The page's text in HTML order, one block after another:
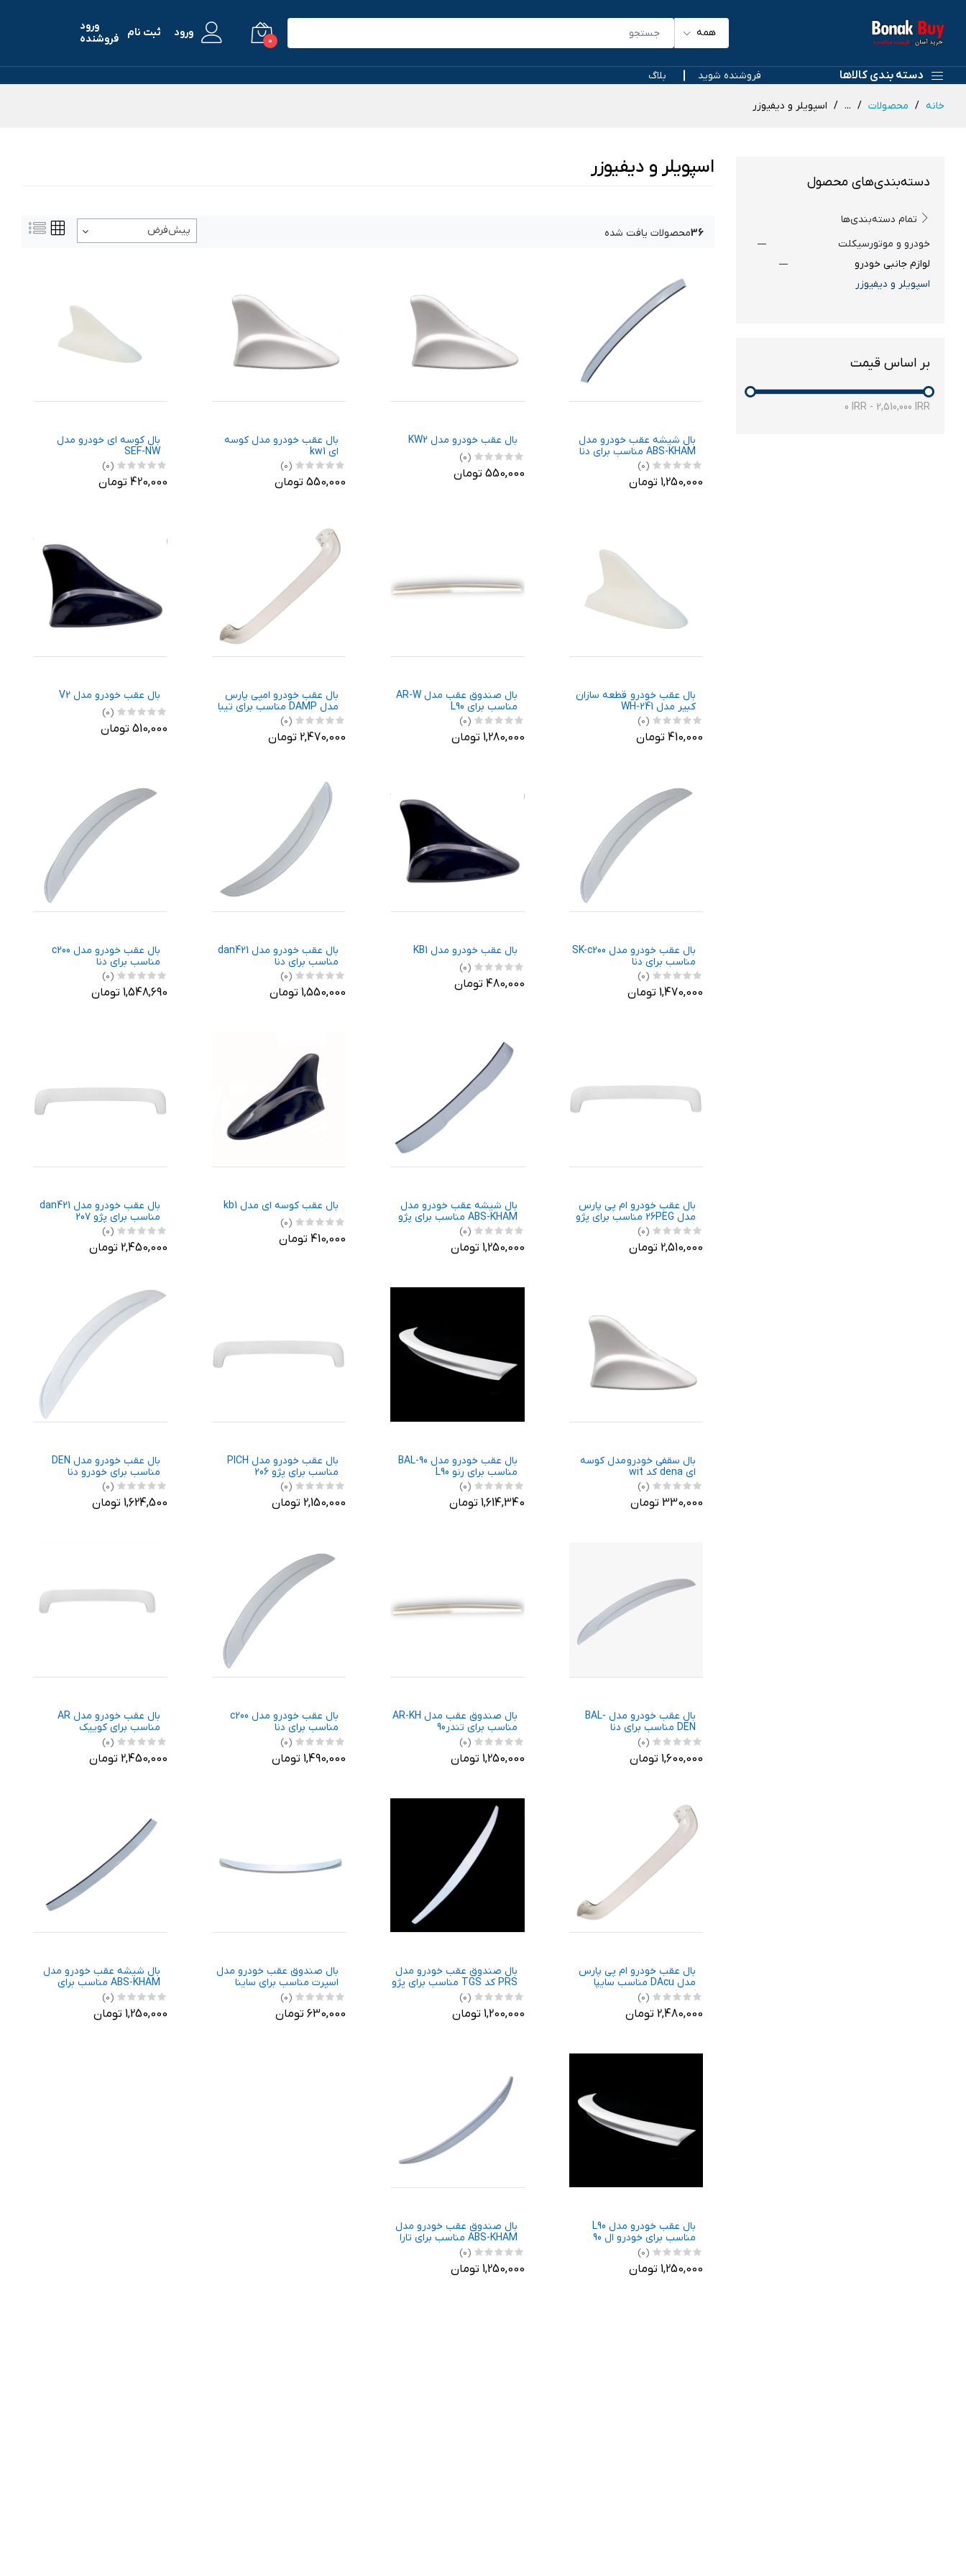
همه
0
ورود ثبت نام
ورود
فروشنده
دسته بندی کالاها فروشنده شوید بلاگ
خانه محصولات ... اسپویلر و دیفیوزر
دسته‌بندی‌های محصول
تمام دسته‌بندی‌ها
خودرو و موتورسیکلت
لوازم جانبی خودرو
اسپویلر و دیفیوزر
بر اساس قیمت
0 IRR - 2,510,000 IRR
اسپویلر و دیفیوزر
36محصولات یافت شده پیش‌فرض
بال شیشه عقب خودرو مدل
ABS-KHAM مناسب برای دنا
(0)
1,250,000 تومان
بال عقب خودرو مدل KW2
(0)
550,000 تومان
بال عقب خودرو مدل کوسه
ای kw1
(0)
550,000 تومان
بال کوسه ای خودرو مدل
SEF-NW
(0)
420,000 تومان
بال عقب خودرو قطعه سازان
کبیر مدل WH-241
(0)
410,000 تومان
بال صندوق عقب مدل AR-W
مناسب برای L90
(0)
1,280,000 تومان
بال عقب خودرو امپی پارس
مدل DAMP مناسب برای تیبا
2
(0)
2,470,000 تومان
بال عقب خودرو مدل V2
(0)
510,000 تومان
بال عقب خودرو مدل SK-c200
مناسب برای دنا
(0)
1,470,000 تومان
بال عقب خودرو مدل KB1
(0)
480,000 تومان
بال عقب خودرو مدل dan421
مناسب برای دنا
(0)
1,550,000 تومان
بال عقب خودرو مدل c200
مناسب برای دنا
(0)
1,548,690 تومان
بال عقب خودرو ام پی پارس
مدل 26PEG مناسب برای پژو
206
(0)
2,510,000 تومان
بال شیشه عقب خودرو مدل
ABS-KHAM مناسب برای پژو
207 صندوق دار
(0)
1,250,000 تومان
بال عقب کوسه ای مدل kb1
(0)
410,000 تومان
بال عقب خودرو مدل dan421
مناسب برای پژو 207
(0)
2,450,000 تومان
بال سقفی خودرو مدل کوسه
ای dena کد wit
(0)
330,000 تومان
بال عقب خودرو مدل BAL-90
مناسب برای رنو L90
(0)
1,614,340 تومان
بال عقب خودرو مدل PICH
مناسب برای پژو 206
(0)
2,150,000 تومان
بال عقب خودرو مدل DEN
مناسب برای خودرو دنا
(0)
1,624,500 تومان
بال عقب خودرو مدل BAL-
DEN مناسب برای دنا
(0)
1,600,000 تومان
بال صندوق عقب مدل AR-KH
مناسب برای تندر90
(0)
1,250,000 تومان
بال عقب خودرو مدل c200
مناسب برای دنا
(0)
1,490,000 تومان
بال عقب خودرو مدل AR
مناسب برای کوییک
(0)
2,450,000 تومان
بال عقب خودرو ام پی پارس
مدل DAcu مناسب سایپا
کوییک
(0)
2,480,000 تومان
بال صندوق عقب خودرو مدل
PRS کد TGS مناسب برای پژو
پارس
(0)
1,200,000 تومان
بال صندوق عقب خودرو مدل
اسپرت مناسب برای ساینا
(0)
630,000 تومان
بال شیشه عقب خودرو مدل
ABS-KHAM مناسب برای
سمند
(0)
1,250,000 تومان
بال عقب خودرو مدل L90
مناسب برای خودرو ال 90
(0)
1,250,000 تومان
بال صندوق عقب خودرو مدل
ABS-KHAM مناسب برای تارا
(0)
1,250,000 تومان